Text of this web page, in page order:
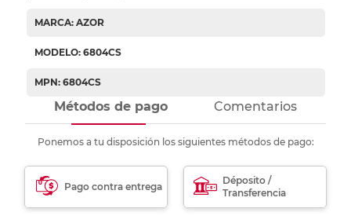
MARCA: AZOR
MODELO: 6804CS
MPN: 6804CS
Métodos de pago Comentarios
Ponemos a tu disposición los siguientes métodos de pago:
Pago contra entrega
Déposito /
Transferencia